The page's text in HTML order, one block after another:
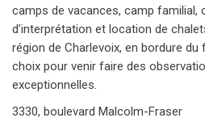
camps de vacances, camp familial,
d’interprétation et location de
région de Charlevoix, en bordure du
choix pour venir faire des
exceptionnelles.
3330, boulevard Malcolm-Fraser